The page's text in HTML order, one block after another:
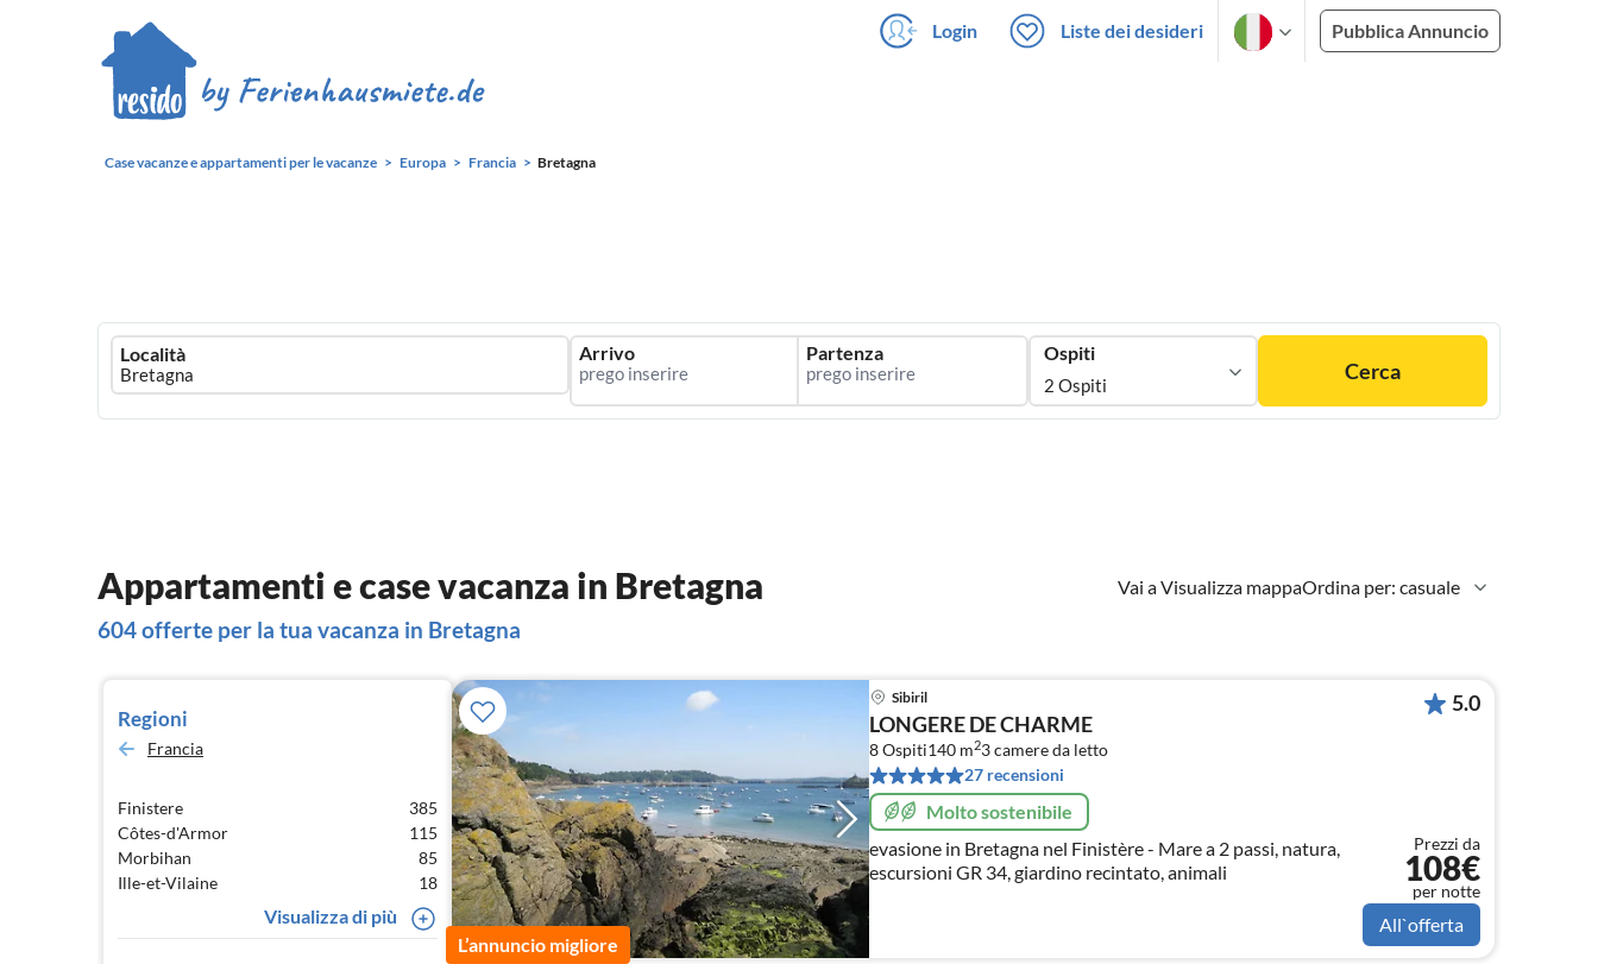
Login Liste dei desideri Pubblica Annuncio
Case vacanze e appartamenti per le vacanze Europa Francia Bretagna
Ferienhausmiete
logo
Località Arrivo Partenza Ospiti
2 Ospiti
Cerca
Vai a Visualizza mappaOrdina per: casuale
Appartamenti e case vacanza in Bretagna
604 offerte per la tua vacanza in Bretagna
Regioni
Francia
Finistere
385
Côtes-d'Armor
115
Morbihan
85
Ille-et-Vilaine
18
Visualizza di più
L’annuncio migliore
Sibiril
LONGERE DE CHARME
8 Ospiti140 m23camere da letto
27 recensioni
Molto sostenibile
evasione in Bretagna nel Finistère - Mare a 2 passi, natura,
escursioni GR 34, giardino recintato, animali
5.0
Prezzi da
108€
per notte
All`offerta